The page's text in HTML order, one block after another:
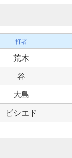
打者
荒木
谷
大島
ビシエド